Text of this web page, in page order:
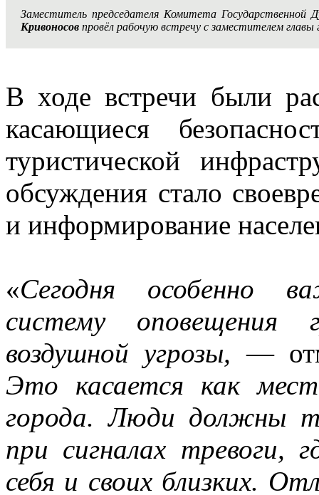
Заместитель председателя Комитета
Кривоносов провёл рабочую встречу с заместителем
В ходе встречи были
касающиеся
туристической
обсуждения стало
и информирование
«Сегодня особенно
систему оповещения
воздушной угрозы, —
Это касается как
города. Люди должны
при сигналах тревоги,
себя и своих близких.